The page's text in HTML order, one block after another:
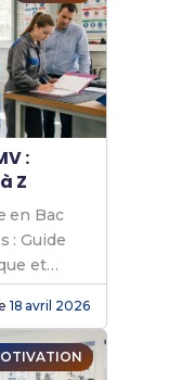
:
Z
en Bac
: Guide
et
18 avril 2026